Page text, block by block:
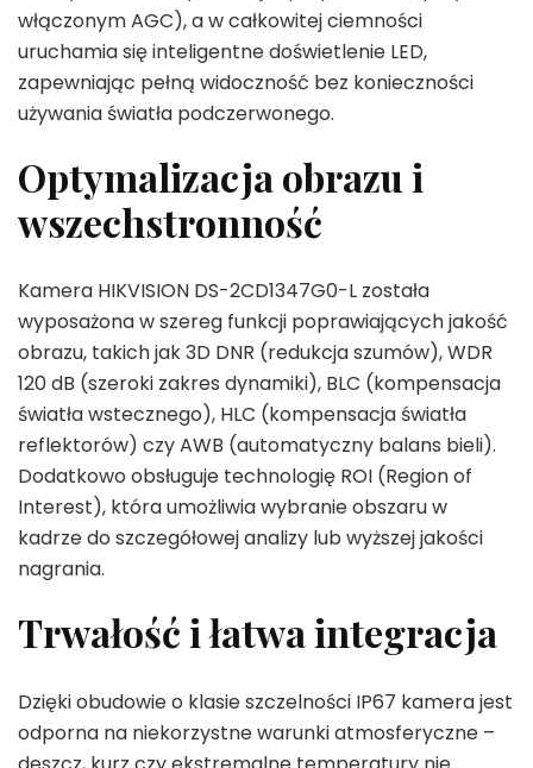
włączonym AGC), a w całkowitej ciemności
uruchamia się inteligentne doświetlenie LED,
zapewniając pełną widoczność bez konieczności
używania światła podczerwonego.
Optymalizacja obrazu i
wszechstronność
Kamera HIKVISION DS-2CD1347G0-L została
wyposażona w szereg funkcji poprawiających jakość
obrazu, takich jak 3D DNR (redukcja szumów), WDR
120 dB (szeroki zakres dynamiki), BLC (kompensacja
światła wstecznego), HLC (kompensacja światła
reflektorów) czy AWB (automatyczny balans bieli).
Dodatkowo obsługuje technologię ROI (Region of
Interest), która umożliwia wybranie obszaru w
kadrze do szczegółowej analizy lub wyższej jakości
nagrania.
Trwałość i łatwa integracja
Dzięki obudowie o klasie szczelności IP67 kamera jest
odporna na niekorzystne warunki atmosferyczne –